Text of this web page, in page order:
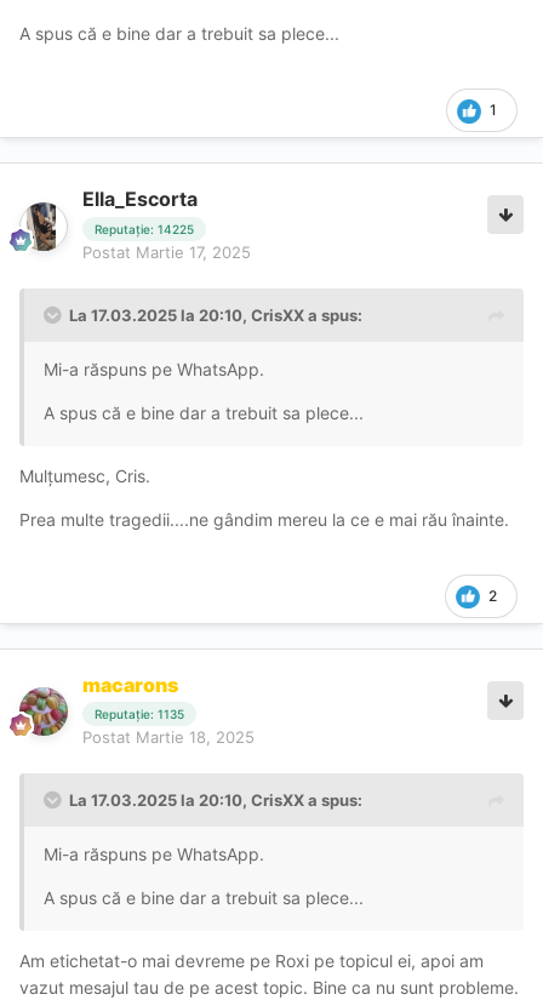
A spus că e bine dar a trebuit sa plece...
1
Ella_Escorta
Reputație: 14225
Postat Martie 17, 2025
La 17.03.2025 la 20:10, CrisXXa spus:
Mi-a răspuns pe WhatsApp.
A spus că e bine dar a trebuit sa plece...
Mulțumesc, Cris.
Prea multe tragedii....ne gândim mereu la ce e mai rău înainte.
2
macarons
Reputație: 1135
Postat Martie 18, 2025
La 17.03.2025 la 20:10, CrisXXa spus:
Mi-a răspuns pe WhatsApp.
A spus că e bine dar a trebuit sa plece...
Am etichetat-o mai devreme pe Roxi pe topicul ei, apoi am
vazut mesajul tau de pe acest topic. Bine ca nu sunt probleme.